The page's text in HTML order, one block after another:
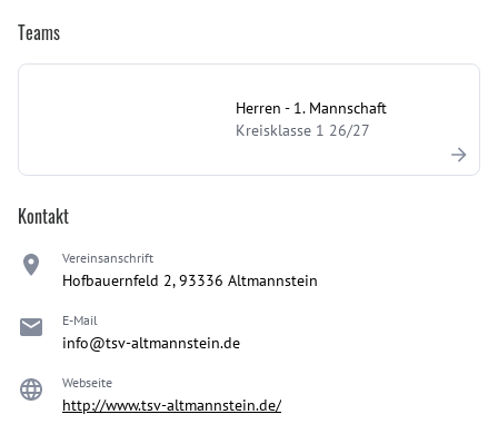
Teams
Herren - 1. Mannschaft
Kreisklasse 1 26/27
Kontakt
Vereinsanschrift
Hofbauernfeld 2, 93336 Altmannstein
E-Mail
info@tsv-altmannstein.de
Webseite
http://www.tsv-altmannstein.de/